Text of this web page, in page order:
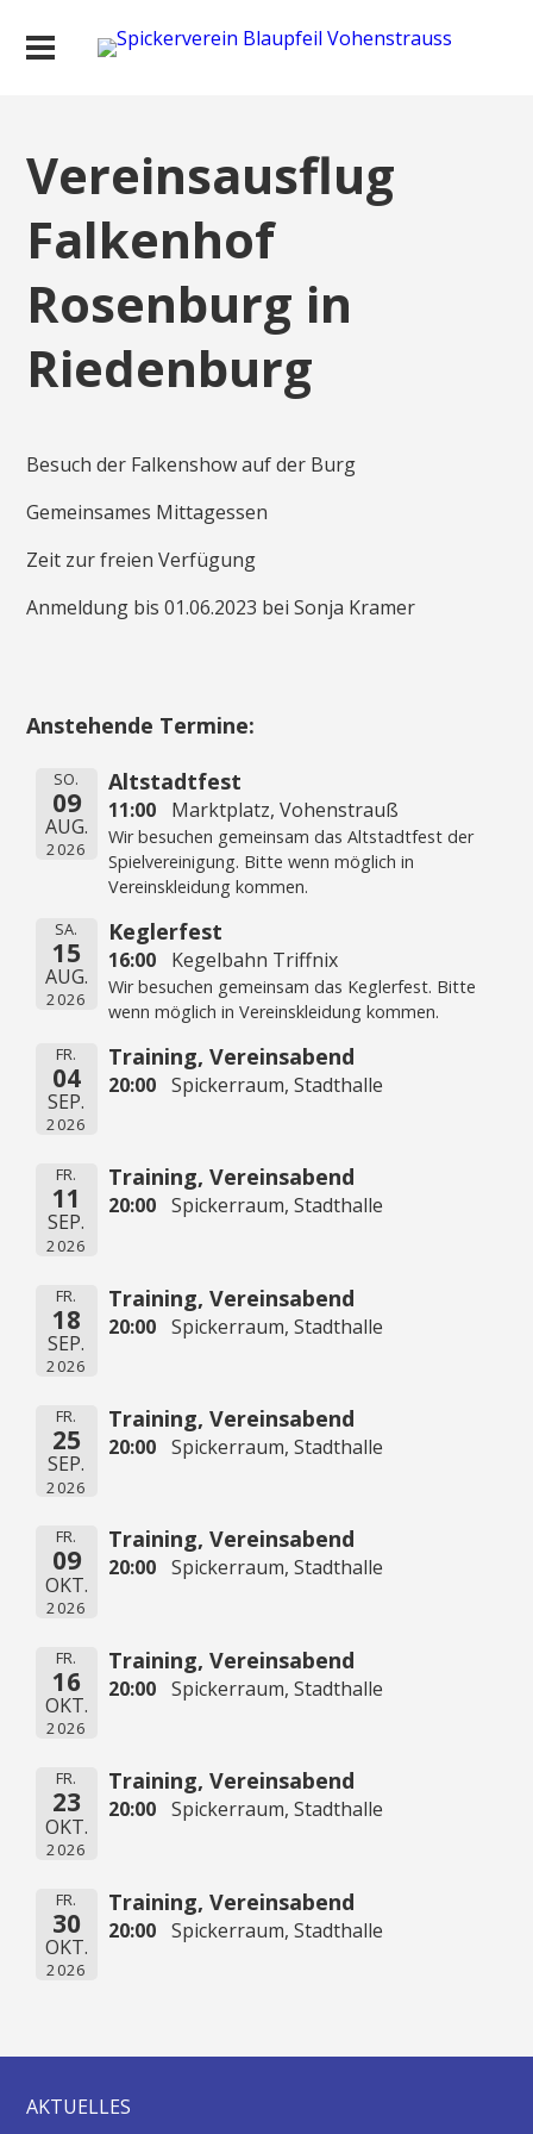
Vereinsausflug
Falkenhof
Rosenburg in
Riedenburg
Besuch der Falkenshow auf der Burg
Gemeinsames Mittagessen
Zeit zur freien Verfügung
Anmeldung bis 01.06.2023 bei Sonja Kramer
Anstehende Termine:
SO.
09
AUG.
2026
Altstadtfest
11:00 Marktplatz, Vohenstrauß
Wir besuchen gemeinsam das Altstadtfest der
Spielvereinigung. Bitte wenn möglich in
Vereinskleidung kommen.
SA.
15
AUG.
2026
Keglerfest
16:00 Kegelbahn Triffnix
Wir besuchen gemeinsam das Keglerfest. Bitte
wenn möglich in Vereinskleidung kommen.
FR.
04
SEP.
2026
Training, Vereinsabend
20:00 Spickerraum, Stadthalle
FR.
11
SEP.
2026
Training, Vereinsabend
20:00 Spickerraum, Stadthalle
FR.
18
SEP.
2026
Training, Vereinsabend
20:00 Spickerraum, Stadthalle
FR.
25
SEP.
2026
Training, Vereinsabend
20:00 Spickerraum, Stadthalle
FR.
09
OKT.
2026
Training, Vereinsabend
20:00 Spickerraum, Stadthalle
FR.
16
OKT.
2026
Training, Vereinsabend
20:00 Spickerraum, Stadthalle
FR.
23
OKT.
2026
Training, Vereinsabend
20:00 Spickerraum, Stadthalle
FR.
30
OKT.
2026
Training, Vereinsabend
20:00 Spickerraum, Stadthalle
AKTUELLES